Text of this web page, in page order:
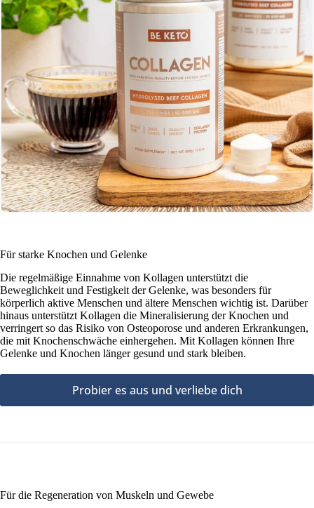
Für starke Knochen und Gelenke
Die regelmäßige Einnahme von Kollagen unterstützt die
Beweglichkeit und Festigkeit der Gelenke, was besonders für
körperlich aktive Menschen und ältere Menschen wichtig ist. Darüber
hinaus unterstützt Kollagen die Mineralisierung der Knochen und
verringert so das Risiko von Osteoporose und anderen Erkrankungen,
die mit Knochenschwäche einhergehen. Mit Kollagen können Ihre
Gelenke und Knochen länger gesund und stark bleiben.
Probier es aus und verliebe dich
Für die Regeneration von Muskeln und Gewebe